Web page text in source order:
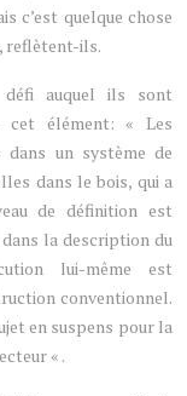
c’est quelque chose
reflètent-ils.
auquel ils sont
cet élément: « Les
dans un système de
dans le bois, qui a
de définition est
la description du
lui-même est
conventionnel.
en suspens pour la
« .